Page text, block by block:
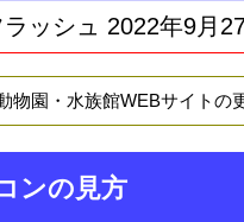
ッシュ 2022年9月
物園・水族館WEBサイトの
ンの見方